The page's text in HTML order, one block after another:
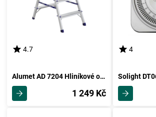
4.7
Alumet AD 7204 Hliníkové oboustranné schůdky, 2x 4 stupně, 81 cm
1 249 Kč
4